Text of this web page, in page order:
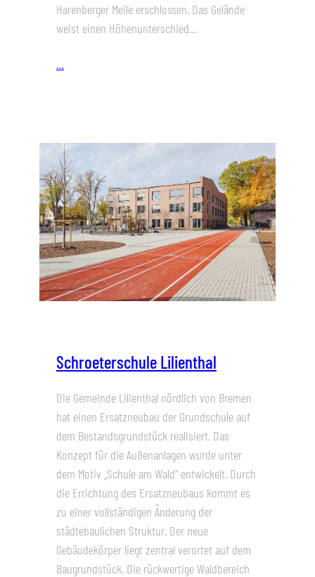
Harenberger Meile erschlossen. Das Gelände
weist einen Höhenunterschied…
…
Schroeterschule Lilienthal
Die Gemeinde Lilienthal nördlich von Bremen
hat einen Ersatzneubau der Grundschule auf
dem Bestandsgrundstück realisiert. Das
Konzept für die Außenanlagen wurde unter
dem Motiv „Schule am Wald“ entwickelt. Durch
die Errichtung des Ersatzneubaus kommt es
zu einer vollständigen Änderung der
städtebaulichen Struktur. Der neue
Gebäudekörper liegt zentral verortet auf dem
Baugrundstück. Die rückwertige Waldbereich